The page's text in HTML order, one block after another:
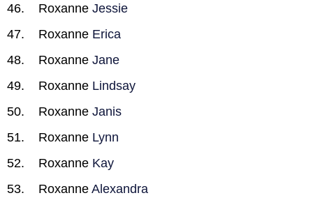
Roxanne Jessie
Roxanne Erica
Roxanne Jane
Roxanne Lindsay
Roxanne Janis
Roxanne Lynn
Roxanne Kay
Roxanne Alexandra